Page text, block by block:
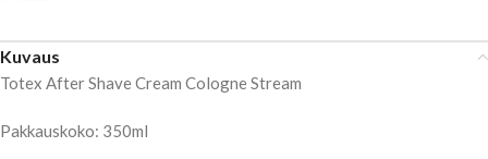
Kuvaus
Totex After Shave Cream Cologne Stream
Pakkauskoko: 350ml